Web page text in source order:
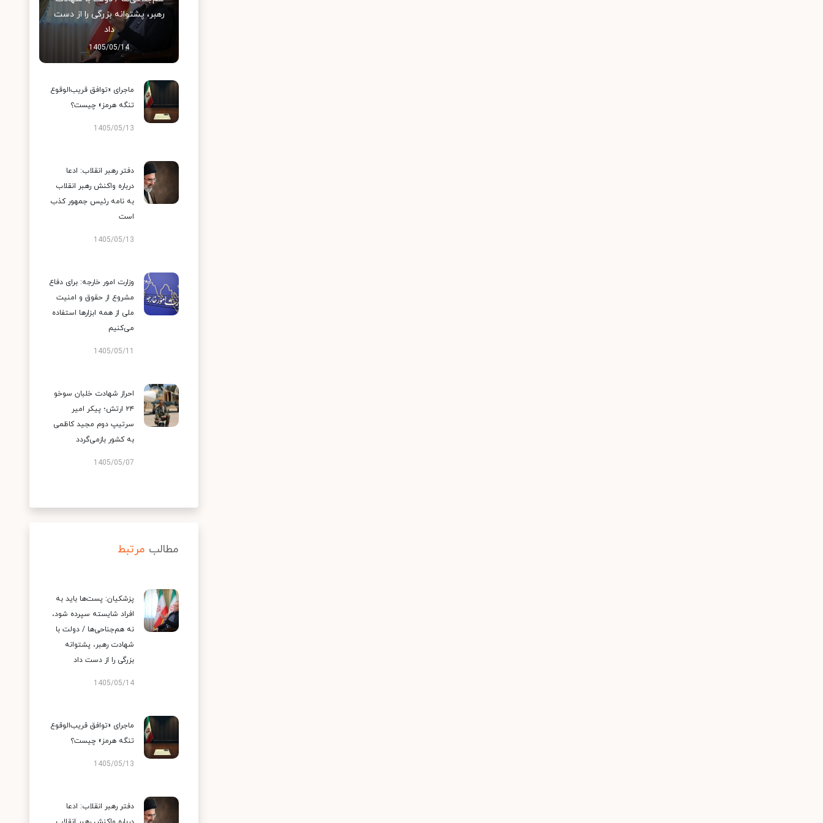
رهبر، پشتوانه بزرگی را از دست
داد
1405/05/14
ماجرای «توافق قریب‌الوقوع
تنگه هرمز» چیست؟
1405/05/13
دفتر رهبر انقلاب: ادعا
درباره واکنش رهبر انقلاب
به نامه رئیس جمهور کذب
است
1405/05/13
وزارت امور خارجه: برای دفاع
مشروع از حقوق و امنیت
ملی از همه ابزارها استفاده
می‌کنیم
1405/05/11
احراز شهادت خلبان سوخو
۲۴ ارتش؛ پیکر امیر
سرتیپ دوم مجید کاظمی
به کشور بازمی‌گردد
1405/05/07
مطالب مرتبط
پزشکیان: پست‌ها باید به
افراد شایسته سپرده شود،
نه هم‌جناحی‌ها / دولت با
شهادت رهبر، پشتوانه
بزرگی را از دست داد
1405/05/14
ماجرای «توافق قریب‌الوقوع
تنگه هرمز» چیست؟
1405/05/13
دفتر رهبر انقلاب: ادعا